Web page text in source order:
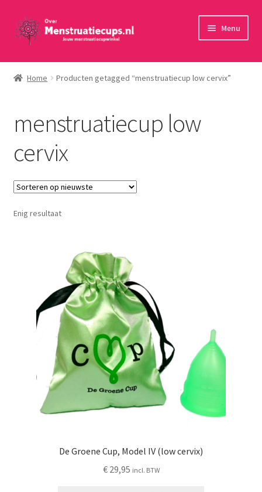
Ga
door
navigatie
Ga
naar
inhoud
Menu
Home
Menstruatiecups
Menstruatiedisks
Menstruatiesponsjes
Wasbaar maandverband
Schoonmaken
Voordeelpakketten
Proefpakketten
wat je nog meer wil weten
Home Producten getagged “menstruatiecup low cervix”
menstruatiecup low
cervix
Enig resultaat
De Groene Cup, Model IV (low cervix)
€29,95 incl. BTW